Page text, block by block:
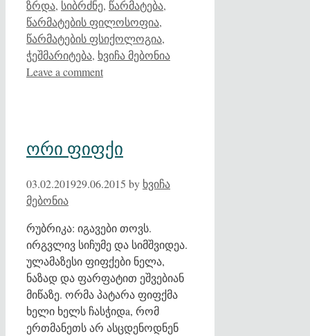
ზრდა, სიბრძნე, წარმატება,
წარმატების ფილოსოფია,
წარმატების ფსიქოლოგია,
ჭეშმარიტება, ხვიჩა მებონია
Leave a comment
ორი ფიფქი
03.02.201929.06.2015 by ხვიჩა
მებონია
რუბრიკა: იგავები თოვს.
ირგვლივ სიჩუმე და სიმშვიდეა.
ულამაზესი ფიფქები ნელა,
ნაზად და ფარფატით ეშვებიან
მიწაზე. ორმა პატარა ფიფქმა
ხელი ხელს ჩასჭიდa, რომ
ერთმანეთს არ ასცდენოდნენ